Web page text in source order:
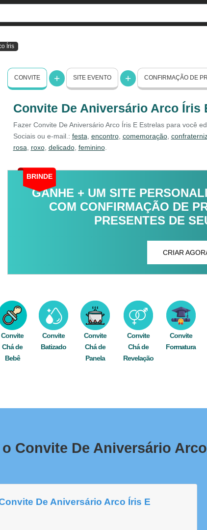
Íris
CONVITE SITE EVENTO CONFIRMAÇÃO DE
Convite De Aniversário Arco Íris
Fazer Convite De Aniversário Arco Íris E Estrelas para você
Sociais ou e-mail.: festa encontro, comemoração,
rosa
roxo, delicado, feminino.
BRINDE
GANHE + UM SITE
COM CONFIRMAÇÃO DE
PRESENTES DE
CRIAR
Convite
Chá de
Bebê
Convite
Batizado
Convite
Chá de
Panela
Convite
Chá de
Revelação
Convite
Formatura
Convite De Aniversário
De Aniversário Arco Íris E